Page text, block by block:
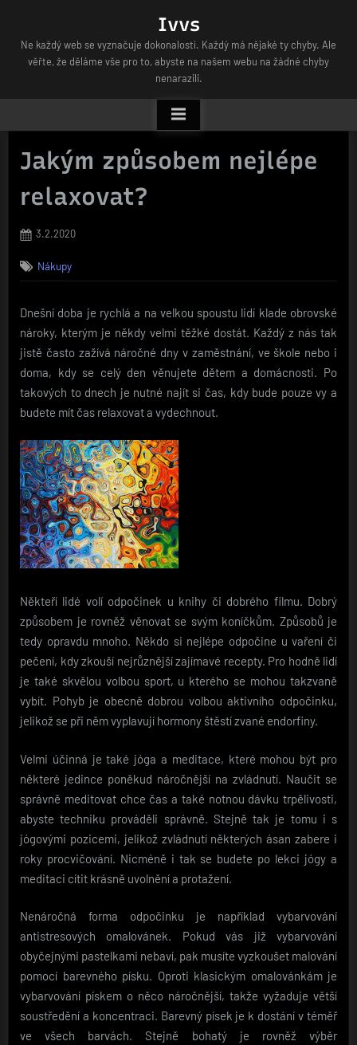
content
Ivvs
Ne každý web se vyznačuje dokonalostí. Každý má nějaké ty chyby. Ale
věřte, že děláme vše pro to, abyste na našem webu na žádné chyby
nenarazili.
Jakým způsobem nejlépe
relaxovat?
Posted
3.2.2020
Nákupy
Dnešní doba je rychlá a na velkou spoustu lidí klade obrovské
nároky, kterým je někdy velmi těžké dostát. Každý z nás tak
jistě často zažívá náročné dny v zaměstnání, ve škole nebo i
doma, kdy se celý den věnujete dětem a domácnosti. Po
takových to dnech je nutné najít si čas, kdy bude pouze vy a
budete mít čas relaxovat a vydechnout.
Někteří lidé volí odpočinek u knihy či dobrého filmu. Dobrý
způsobem je rovněž věnovat se svým koníčkům. Způsobů je
tedy opravdu mnoho. Někdo si nejlépe odpočine u vaření či
pečení, kdy zkouší nejrůznější zajímavé recepty. Pro hodně lidí
je také skvělou volbou sport, u kterého se mohou takzvaně
vybít. Pohyb je obecně dobrou volbou aktivního odpočinku,
jelikož se při něm vyplavují hormony štěstí zvané endorfiny.
Velmi účinná je také jóga a meditace, které mohou být pro
některé jedince poněkud náročnější na zvládnutí. Naučit se
správně meditovat chce čas a také notnou dávku trpělivosti,
abyste techniku prováděli správně. Stejně tak je tomu i s
jógovými pozicemi, jelikož zvládnutí některých ásan zabere i
roky procvičování. Nicméně i tak se budete po lekci jógy a
meditaci cítit krásně uvolnění a protažení.
Nenáročná forma odpočinku je například vybarvování
antistresových omalovánek. Pokud vás již vybarvování
obyčejnými pastelkami nebaví, pak musíte vyzkoušet malování
pomocí barevného písku. Oproti klasickým omalovánkám je
vybarvování pískem o něco náročnější, takže vyžaduje větší
soustředění a koncentraci. Barevný písek je k dostání v téměř
ve všech barvách. Stejně bohatý je rovněž výběr